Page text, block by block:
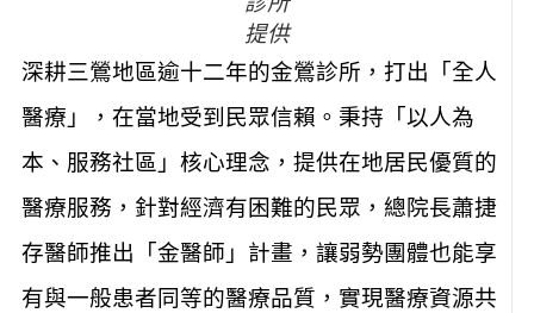
提供
深耕三鶯地區逾十二年的金鶯診所，打出「全人
醫療」，在當地受到民眾信賴。秉持「以人為
本、服務社區」核心理念，提供在地居民優質的
醫療服務，針對經濟有困難的民眾，總院長蕭捷
存醫師推出「金醫師」計畫，讓弱勢團體也能享
有與一般患者同等的醫療品質，實現醫療資源共